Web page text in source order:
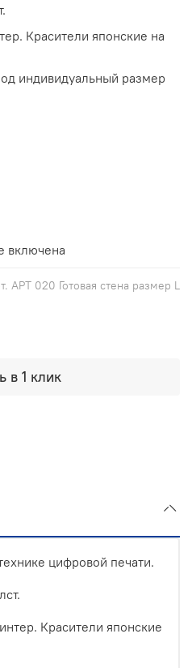
АРТ 020 Готовая стена размер L
в 1 клик
Красители японские на
индивидуальный размер
включена
цифровой печати.
Красители японские